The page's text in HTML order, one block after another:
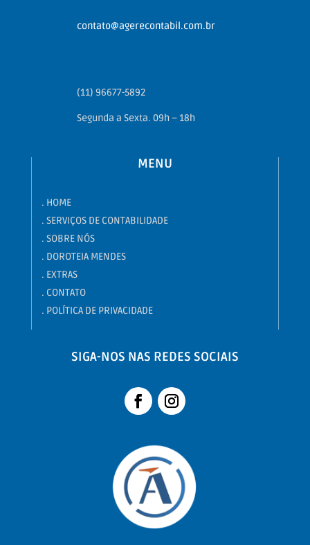
contato@agerecontabil.com.br
(11) 96677-5892
Segunda a Sexta. 09h – 18h
MENU
. HOME
. SERVIÇOS DE CONTABILIDADE
. SOBRE NÓS
. DOROTEIA MENDES
. EXTRAS
. CONTATO
. POLÍTICA DE PRIVACIDADE
SIGA-NOS NAS REDES SOCIAIS